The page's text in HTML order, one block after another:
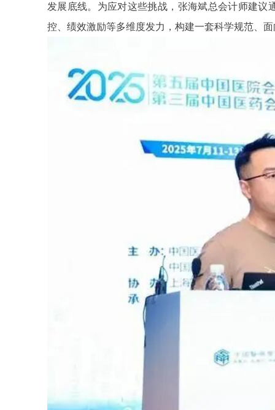
发展底线。为应对这些挑战，张海斌总会计师建
控、绩效激励等多维度发力，构建一套科学规范、